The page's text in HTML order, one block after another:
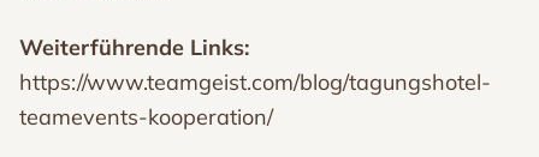
Weiterführende Links:
https://www.teamgeist.com/blog/tagungshotel-
teamevents-kooperation/